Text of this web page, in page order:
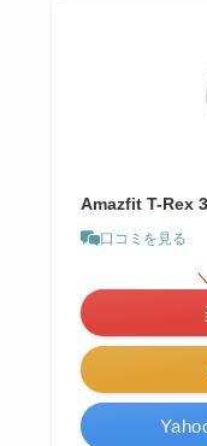
Amazfit T-Rex
口コミを見る